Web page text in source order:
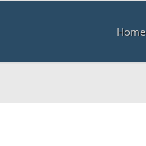
Home